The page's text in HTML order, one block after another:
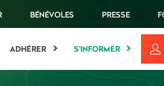
BÉNÉVOLES PRESSE
ADHÉRER S'INFORMER